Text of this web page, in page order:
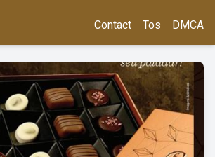
Contact Tos DMCA